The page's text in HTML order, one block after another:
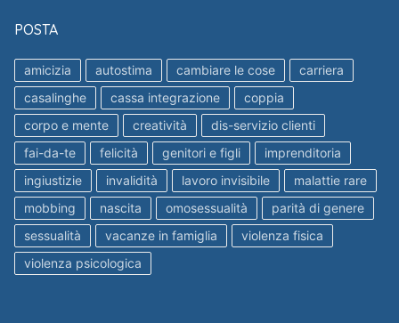
POSTA
amicizia autostima cambiare le cose
carriera
casalinghe
cassa integrazione
coppia
corpo e mente
creatività
dis-servizio clienti
fai-da-te
felicità genitori e figli
imprenditoria
ingiustizie
invalidità lavoro invisibile
malattie rare
mobbing
nascita omosessualità
parità di genere
sessualità
vacanze in famiglia
violenza fisica
violenza psicologica